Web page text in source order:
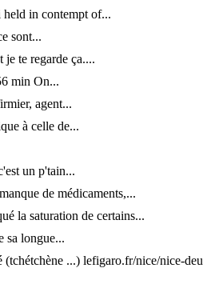
in contempt of...
sont...
te regarde ça....
min On...
agent...
à celle de...
un p'tain...
de médicaments,...
la saturation de certains...
sa longue...
...) lefigaro.fr/nice/nice-